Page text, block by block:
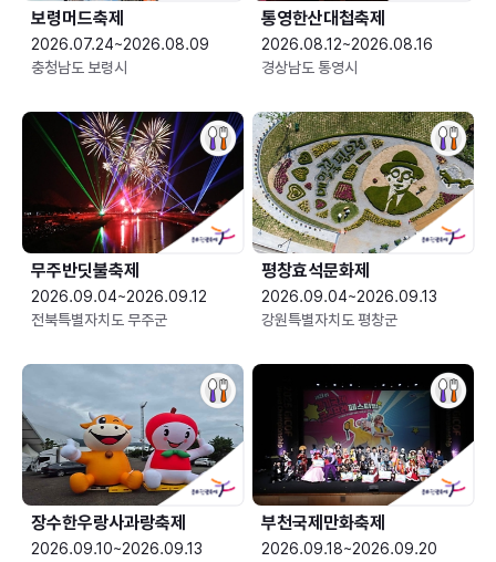
보령머드축제
2026.07.24~2026.08.09
충청남도 보령시
통영한산대첩축제
2026.08.12~2026.08.16
경상남도 통영시
무주반딧불축제
2026.09.04~2026.09.12
전북특별자치도 무주군
평창효석문화제
2026.09.04~2026.09.13
강원특별자치도 평창군
장수한우랑사과랑축제
2026.09.10~2026.09.13
부천국제만화축제
2026.09.18~2026.09.20